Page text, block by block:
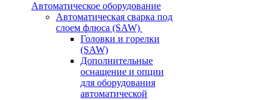
Автоматическое оборудование
Автоматическая сварка под
слоем флюса (SAW)
Головки и горелки
(SAW)
Дополнительные
оснащение и опции
для оборудования
автоматической